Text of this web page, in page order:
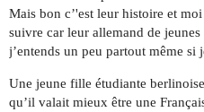
Mais bon c’'est leur histoire et
suivre car leur allemand de
j’entends un peu partout même si
Une jeune fille étudiante
qu’il valait mieux être une